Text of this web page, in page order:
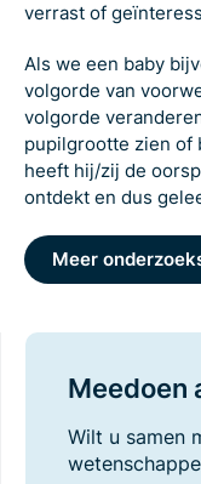
verrast of
Als we een baby
volgorde van
volgorde
pupilgrootte zien of
heeft hij/zij de
ontdekt en dus
Meer
Meedoen
Wilt u samen